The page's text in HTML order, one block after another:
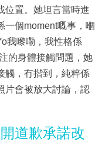
位置。她坦言當時進
一個moment嘅事，嗰
我嚟嘞，我性格係
的身體接觸問題，她
觸，冇揩到，純粹係
片會被放大討論，認
道歉承諾改